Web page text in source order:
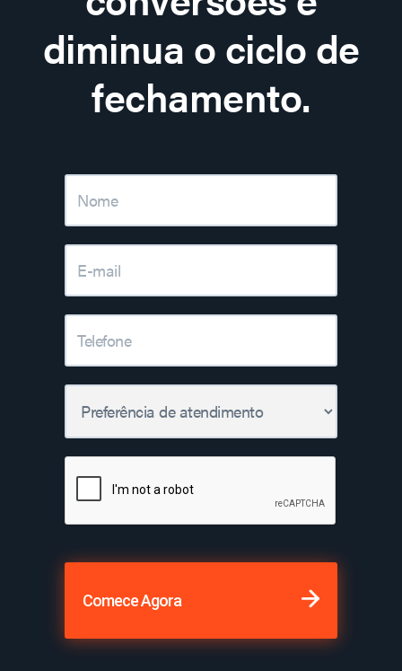
diminua o ciclo de
fechamento.
Comece Agora